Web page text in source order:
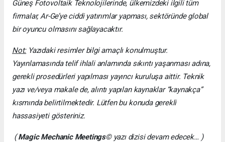
Güneş Fotovoltaik Teknolojilerinde, ülkemizdeki ilgili tüm
firmalar, Ar-Ge’ye ciddi yatırımlar yapması, sektöründe global
bir oyuncu olmasını sağlayacaktır.
Not:Yazıdaki resimler bilgi amaçlı konulmuştur.
Yayınlamasında telif ihlali anlamında sıkıntı yaşanması adına,
gerekli prosedürleri yapılması yayıncı kuruluşa aittir. Teknik
yazı ve/veya makale de, alıntı yapılan kaynaklar “kaynakça”
kısmında belirtilmektedir. Lütfen bu konuda gerekli
hassasiyeti gösteriniz.
(Magic Mechanic Meetings© yazı dizisi devam edecek… )